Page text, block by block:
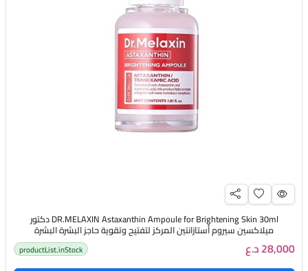
DR.MELAXIN Astaxanthin Ampoule for Brightening Skin 30ml دكتور
ميلاكسين سيروم أستازانتين المركز لتفتيح وتقوية حاجز البشرة البشرة
28,000 د.ع productList.inStock